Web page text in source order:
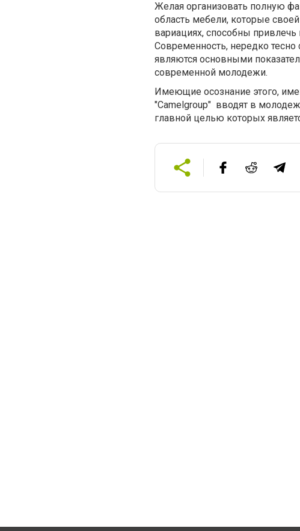
Желая организовать полную
область мебели, которые
вариациях, способны
Современность, нередко тесно
являются основными
современной молодежи.
Имеющие осознание этого,
"Camelgroup" вводят в
главной целью которых